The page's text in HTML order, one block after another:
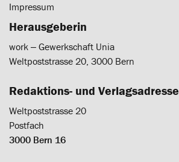
Impressum
Herausgeberin
work ‒ Gewerkschaft Unia
Weltpoststrasse 20, 3000 Bern
Redaktions- und Verlagsadresse
Weltpoststrasse 20
Postfach
3000 Bern 16